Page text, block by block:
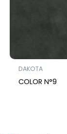
DAKOTA
COLOR N°9